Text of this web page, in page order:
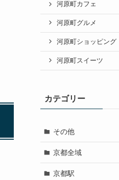
河原町カフェ
河原町グルメ
河原町ショッピング
河原町スイーツ
カテゴリー
その他
京都全域
京都駅